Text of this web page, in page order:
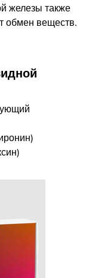
железы также
обмен веществ.